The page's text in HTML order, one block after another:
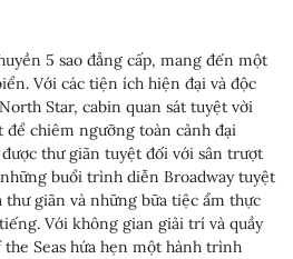
5 sao đẳng cấp, mang đến một
Với các tiện ích hiện đại và độc
Star, cabin quan sát tuyệt vời
để chiêm ngưỡng toàn cảnh đại
thư giãn tuyệt đối với sân trượt
buổi trình diễn Broadway tuyệt
thư giãn và những bữa tiệc ẩm thực
Với không gian giải trí và quầy
Seas hứa hẹn một hành trình